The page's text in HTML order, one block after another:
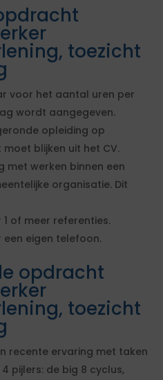
toezicht
voor het aantal uren per
wordt aangegeven.
opleiding op
moet blijken uit het CV.
met werken binnen een
organisatie. Dit
of meer referenties.
eigen telefoon.
opdracht
toezicht
recente ervaring met taken
pijlers: de big 8 cyclus,